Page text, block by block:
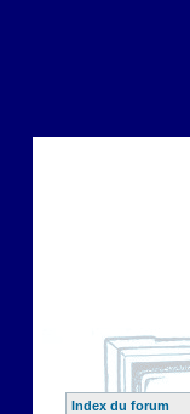
Index du forum